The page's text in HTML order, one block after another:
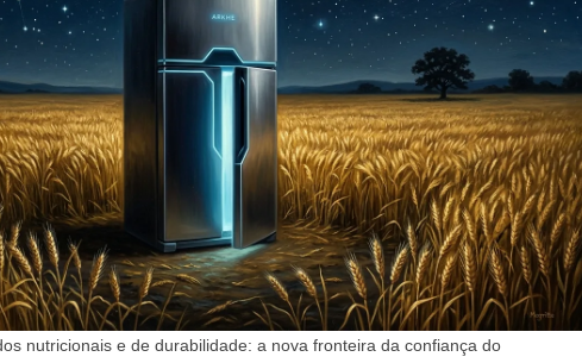
nutricionais e de durabilidade: a nova fronteira da confiança do